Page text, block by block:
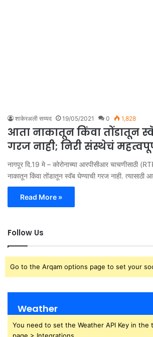
शाकेरअली सय्यद 19/05/2021 0 1,828
आता नाकातून किंवा तोंडातून
गरज नाही; निरी संस्थेचं
नागपूर दि.19 मे – कोरोनाच्या आरपीसीआर चाचणीसाठी
नाकातून किंवा तोंडातून स्वॅब घेण्याची गरज नाही. त्यासाठी
Read More »
Follow Us
Go to the Arqam options page to set your
Weather
You need to set the Weather API Key in the